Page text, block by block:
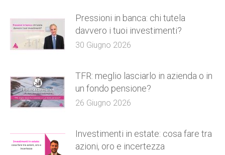
Pressioni in banca: chi tutela
davvero i tuoi investimenti?
30 Giugno 2026
TFR: meglio lasciarlo in azienda o in
un fondo pensione?
26 Giugno 2026
Investimenti in estate: cosa fare tra
azioni, oro e incertezza